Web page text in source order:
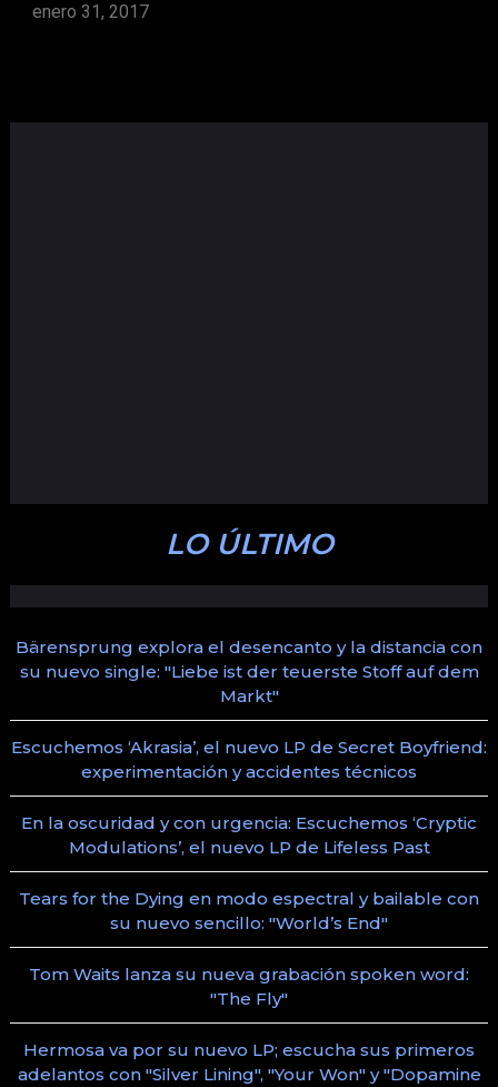
enero 31, 2017
LO ÚLTIMO
Bärensprung explora el desencanto y la distancia con
su nuevo single: "Liebe ist der teuerste Stoff auf dem
Markt"
Escuchemos ‘Akrasia’, el nuevo LP de Secret Boyfriend:
experimentación y accidentes técnicos
En la oscuridad y con urgencia: Escuchemos ‘Cryptic
Modulations’, el nuevo LP de Lifeless Past
Tears for the Dying en modo espectral y bailable con
su nuevo sencillo: "World’s End"
Tom Waits lanza su nueva grabación spoken word:
"The Fly"
Hermosa va por su nuevo LP; escucha sus primeros
adelantos con "Silver Lining", "Your Won" y "Dopamine